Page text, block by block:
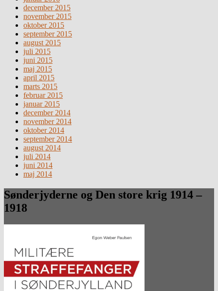
december 2015
november 2015
oktober 2015
september 2015
august 2015
juli 2015
juni 2015
maj 2015
april 2015
marts 2015
februar 2015
januar 2015
december 2014
november 2014
oktober 2014
september 2014
august 2014
juli 2014
juni 2014
maj 2014
Sønderjyderne og Den store krig 1914 –
1918